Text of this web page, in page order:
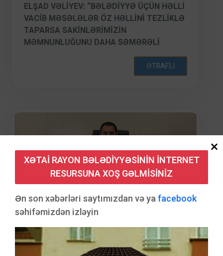
XƏTAI RAYON BƏLƏDIYYƏSININ INTERNET
RESURSUNA XOŞ GƏLMISINIZ
Ən son xəbərləri saytımızdan və yafacebook
səhifəmizdən izləyin
ELŞAD VƏLIYEV: “BƏLƏDIYYƏ ÜÇÜN HƏLLI
VACIB MƏSƏLƏLƏR ÖZ HƏLLINI TEZLIKLƏ
TAPARSA SAKINLƏRIMIZIN
MƏMNUNLUĞUNU DAHA SƏMƏRƏLI
ŞƏKILDƏ TƏMIN ETMIŞ OLARIQ”
ƏTRAFLI
Bələdiyyə xəbərləri